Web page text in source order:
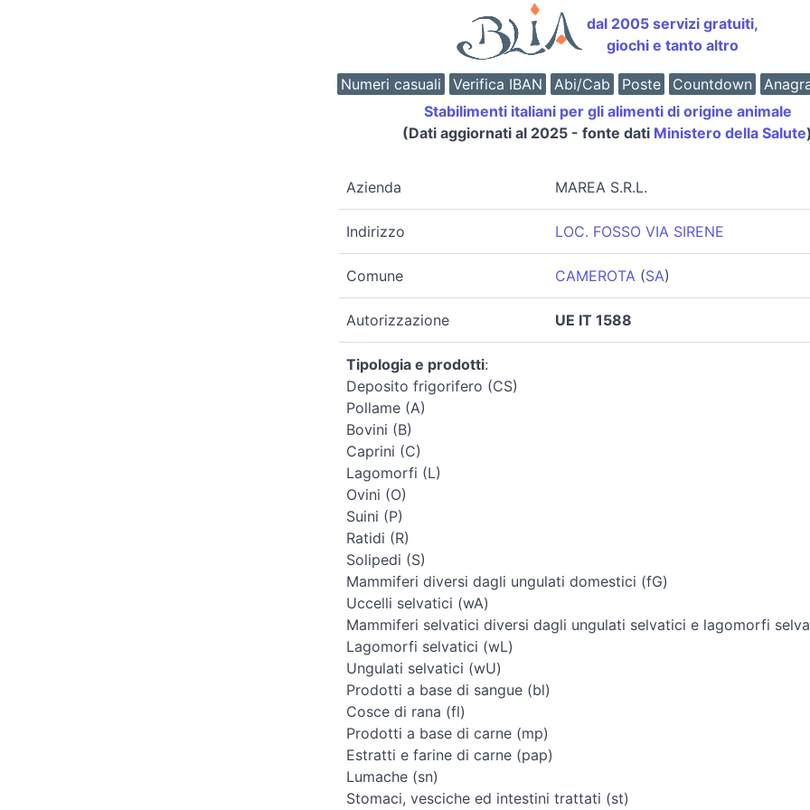
dal 2005 servizi gratuiti,
giochi e tanto altro
Numeri casuali Verifica IBAN Abi/Cab Poste Countdown
Stabilimenti italiani per gli alimenti di origine animale
(Dati aggiornati al 2025 - fonte dati Ministero della Salute)
Azienda MAREA S.R.L.
Indirizzo LOC. FOSSO VIA SIRENE
Comune CAMEROTA (SA)
Autorizzazione UE IT 1588
Tipologia e prodotti:
Deposito frigorifero (CS)
Pollame (A)
Bovini (B)
Caprini (C)
Lagomorfi (L)
Ovini (O)
Suini (P)
Ratidi (R)
Solipedi (S)
Mammiferi diversi dagli ungulati domestici (fG)
Uccelli selvatici (wA)
Mammiferi selvatici diversi dagli ungulati selvatici e lagomorfi
Lagomorfi selvatici (wL)
Ungulati selvatici (wU)
Prodotti a base di sangue (bl)
Cosce di rana (fl)
Prodotti a base di carne (mp)
Estratti e farine di carne (pap)
Lumache (sn)
Stomaci, vesciche ed intestini trattati (st)